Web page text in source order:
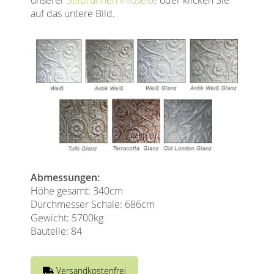
auf das untere Bild.
Abmessungen:
Höhe gesamt: 340cm
Durchmesser Schale: 686cm
Gewicht: 5700kg
Bauteile: 84
Versandkostenfrei